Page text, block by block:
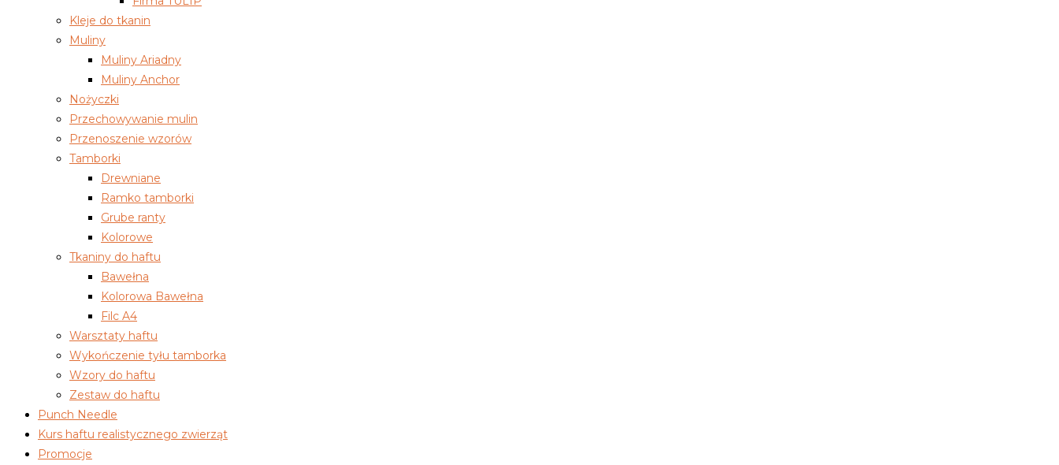
Kleje do tkanin
Muliny
Muliny Ariadny
Muliny Anchor
Nożyczki
Przechowywanie mulin
Przenoszenie wzorów
Tamborki
Drewniane
Ramko tamborki
Grube ranty
Kolorowe
Tkaniny do haftu
Bawełna
Kolorowa Bawełna
Filc A4
Warsztaty haftu
Wykończenie tyłu tamborka
Wzory do haftu
Zestaw do haftu
Punch Needle
Kurs haftu realistycznego zwierząt
Promocje